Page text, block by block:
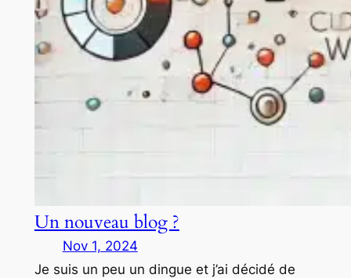
Un nouveau blog ?
Nov 1, 2024
Je suis un peu un dingue et j’ai décidé de